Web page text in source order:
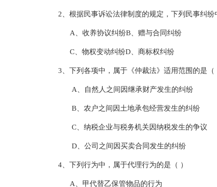
2、根据民事诉讼法律制度的规定，下列民事纠
A、收养协议纠纷B、赠与合同纠纷
C、物权变动纠纷D、商标权纠纷
3、下列各项中，属于《仲裁法》适用范围的是（
A、自然人之间因继承财产发生的纠纷
B、农户之间因土地承包经营发生的纠纷
C、纳税企业与税务机关因纳税发生的争议
D、公司之间因买卖合同发生的纠纷
4、下列行为中，属于代理行为的是（ ）
A、甲代替乙保管物品的行为